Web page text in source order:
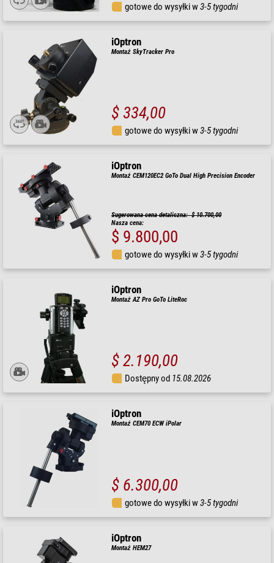
gotowe do wysyłki w3-5 tygodni
iOptron
Montaż SkyTracker Pro
$ 334,00
gotowe do wysyłki w3-5 tygodni
iOptron
Montaż CEM120EC2 GoTo Dual High Precision Encoder
Sugerowana cena detaliczna: $ 10.700,00
Nasza cena:
$ 9.800,00
gotowe do wysyłki w3-5 tygodni
iOptron
Montaż AZ Pro GoTo LiteRoc
$ 2.190,00
Dostępny od 15.08.2026
iOptron
Montaż CEM70 ECW iPolar
$ 6.300,00
gotowe do wysyłki w3-5 tygodni
iOptron
Montaż HEM27